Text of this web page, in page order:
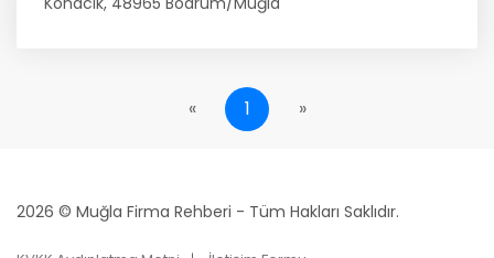
« 1 »
2026 © Muğla Firma Rehberi - Tüm Hakları Saklıdır.